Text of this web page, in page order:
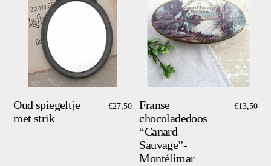
Oud spiegeltje
met strik
€27,50
Franse
chocoladedoos
“Canard
Sauvage”-
Montélimar
€13,50